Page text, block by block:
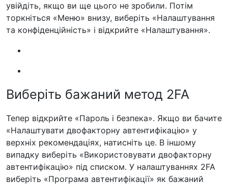
увійдіть, якщо ви ще цього не зробили. Потім
торкніться «Меню» внизу, виберіть «Налаштування
та конфіденційність» і відкрийте «Налаштування».
Виберіть бажаний метод 2FA
Тепер відкрийте «Пароль і безпека». Якщо ви бачите
«Налаштувати двофакторну автентифікацію» у
верхніх рекомендаціях, натисніть це. В іншому
випадку виберіть «Використовувати двофакторну
автентифікацію» під списком. У налаштуваннях 2FA
виберіть «Програма автентифікації» як бажаний